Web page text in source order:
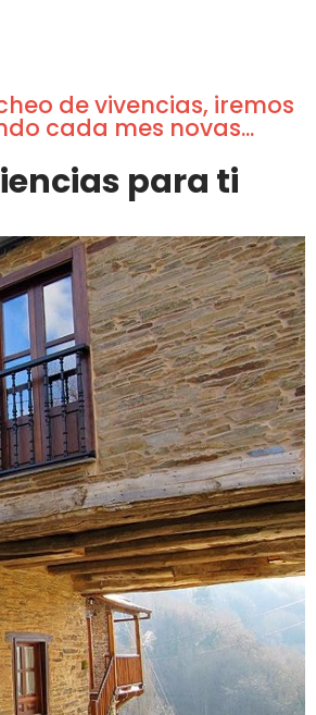
de vivencias, iremos
cada mes novas...
para ti